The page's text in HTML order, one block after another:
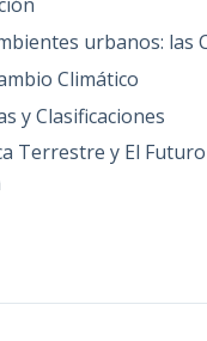
urbanos: las
Climático
y Clasificaciones
Terrestre y El